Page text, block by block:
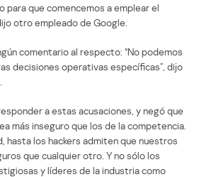
para que comencemos a emplear el
otro empleado de Google.
comentario al respecto: “No podemos
decisiones operativas específicas”, dijo
a estas acusaciones, y negó que
más inseguro que los de la competencia.
hasta los hackers admiten que nuestros
que cualquier otro. Y no sólo los
y líderes de la industria como